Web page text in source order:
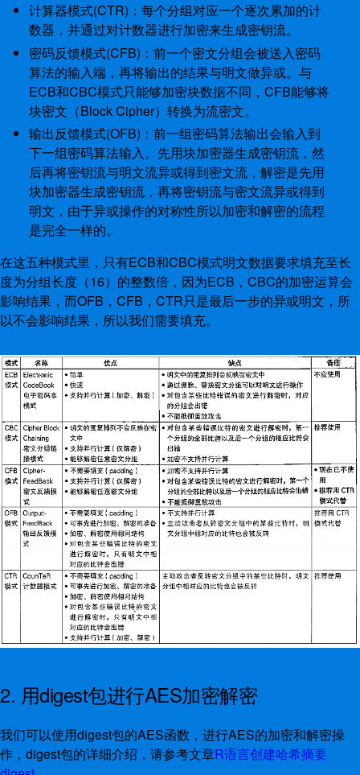
计算器模式(CTR)：每个分组对应一个逐次累加的计
数器，并通过对计数器进行加密来生成密钥流。
密码反馈模式(CFB)：前一个密文分组会被送入密码
算法的输入端，再将输出的结果与明文做异或。与
ECB和CBC模式只能够加密块数据不同，CFB能够将
块密文（Block Cipher）转换为流密文。
输出反馈模式(OFB)：前一组密码算法输出会输入到
下一组密码算法输入。先用块加密器生成密钥流，然
后再将密钥流与明文流异或得到密文流，解密是先用
块加密器生成密钥流，再将密钥流与密文流异或得到
明文，由于异或操作的对称性所以加密和解密的流程
是完全一样的。
在这五种模式里，只有ECB和CBC模式明文数据要求填充至长
度为分组长度（16）的整数倍，因为ECB，CBC的加密运算会
影响结果，而OFB，CFB，CTR只是最后一步的异或明文，所
以不会影响结果，所以我们需要填充。
2. 用digest包进行AES加密解密
我们可以使用digest包的AES函数，进行AES的加密和解密操
作，digest包的详细介绍，请参考文章R语言创建哈希摘要